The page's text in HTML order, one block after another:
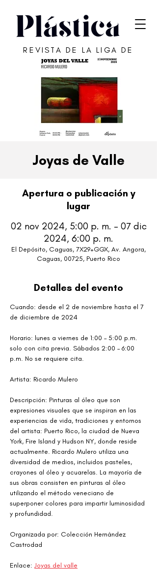
REVISTA DE LA LIGA DE
ARTE DE SAN JUAN
Joyas de Valle
Apertura o publicación y
lugar
02 nov 2024, 5:00 p. m. – 07 dic
2024, 6:00 p. m.
El Depósito, Caguas, 7X29+GGX, Av. Angora,
Caguas, 00725, Puerto Rico
Detalles del evento
Cuando: desde el 2 de noviembre hasta el 7
de diciembre de 2024
Horario: lunes a viernes de 1:00 – 5:00 p.m.
solo con cita previa. Sábados 2:00 – 6:00
p.m. No se requiere cita.
Artista: Ricardo Mulero
Descripción: Pinturas al óleo que son
expresiones visuales que se inspiran en las
experiencias de vida, tradiciones y entornos
del artista: Puerto Rico, la ciudad de Nueva
York, Fire Island y Hudson NY, donde reside
actualmente. Ricardo Mulero utiliza una
diversidad de medios, incluidos pasteles,
crayones al óleo y acuarelas. La mayoría de
sus obras consisten en pinturas al óleo
utilizando el método veneciano de
superponer colores para impartir luminosidad
y profundidad.
Organizada por: Colección Hernández
Castrodad
Enlace: Joyas del valle